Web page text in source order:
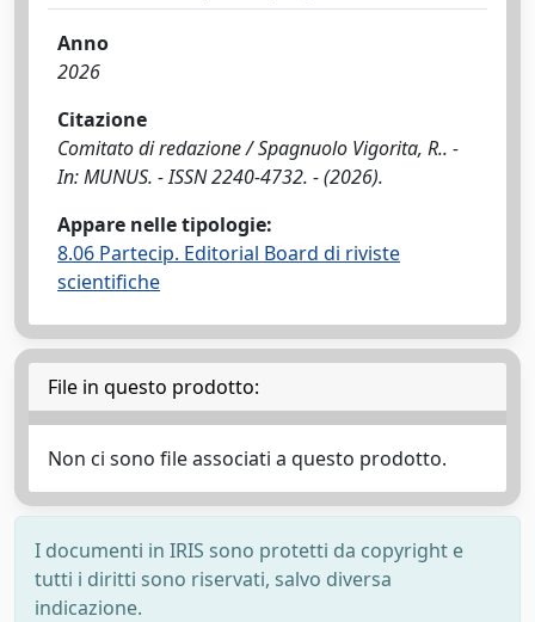
Anno
2026
Citazione
Comitato di redazione / Spagnuolo Vigorita, R.. -
In: MUNUS. - ISSN 2240-4732. - (2026).
Appare nelle tipologie:
8.06 Partecip. Editorial Board di riviste
scientifiche
File in questo prodotto:
Non ci sono file associati a questo prodotto.
I documenti in IRIS sono protetti da copyright e
tutti i diritti sono riservati, salvo diversa
indicazione.